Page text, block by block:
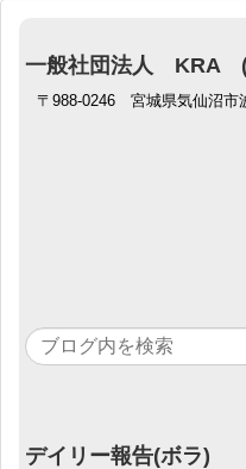
一般社団法人 KRA (
〒988-0246 宮城県気仙沼市
デイリー報告(ボラ)